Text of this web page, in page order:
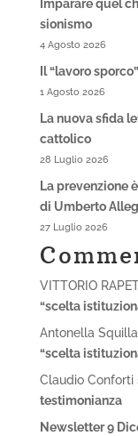
Imparare quel
sionismo
4 Agosto 2026
Il “lavoro
1 Agosto 2026
La nuova sfida
cattolico
28 Luglio 2026
La prevenzione
di Umberto
27 Luglio 2026
VITTORIO
“scelta
Antonella
“scelta
Claudio Conforti
testimonianza
Newsletter 9